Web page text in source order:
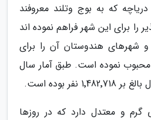
که به بوج وتلند معروفند
را برای این شهر فراهم نموده اند
هندوستان آن را برای
نموده است. طبق آمار سال
و معتدل دارد که در روزها